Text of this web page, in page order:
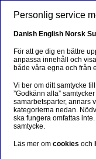
Beklager...
Denne siden
Bli værende på
Personlig service
Danish English Norsk
För att ge dig en bättre
anpassa innehåll och
både våra egna och från
Vi ber om ditt samtycke
”Godkänn alla”
samarbetsparter, annars
kategorierna nedan.
ska fungera omfattas
samtycke.
Läs mer omcookiesoch